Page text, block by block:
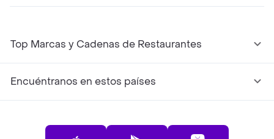
Top Marcas y Cadenas de Restaurantes
Encuéntranos en estos países